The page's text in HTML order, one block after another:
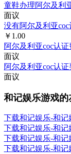
童鞋办理阿尔及利
面议
没有阿尔及利亚
￥1.00
阿尔及利亚coc认
面议
阿尔及利亚coc认
面议
和记娱乐游戏
下载和记娱乐-和记
下载和记娱乐-和记
下载和记娱乐-和记
下载和记娱乐-和记